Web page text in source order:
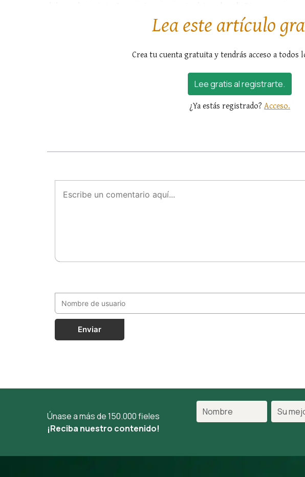
Lea este artículo
Crea tu cuenta gratuita y tendrás acceso a todos
Lee gratis al registrarte.
¿Ya estás registrado?Acceso.
Enviar
Únase a más de 150.000 fieles
¡Reciba nuestro contenido!